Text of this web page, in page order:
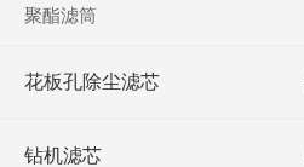
聚酯滤筒
花板孔除尘滤芯
钻机滤芯